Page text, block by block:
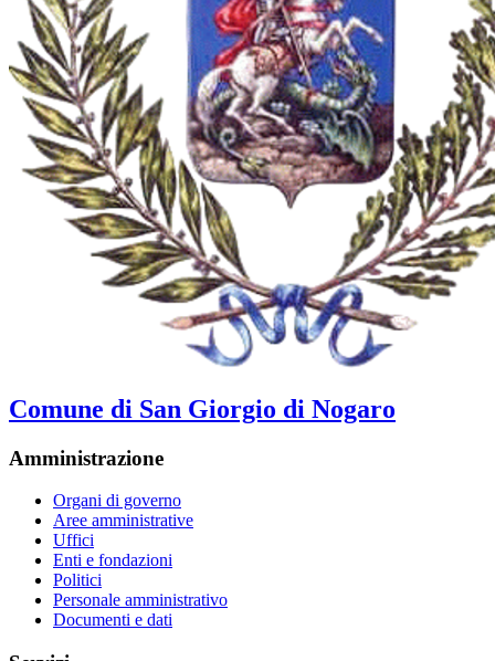
Comune di San Giorgio di Nogaro
Amministrazione
Organi di governo
Aree amministrative
Uffici
Enti e fondazioni
Politici
Personale amministrativo
Documenti e dati